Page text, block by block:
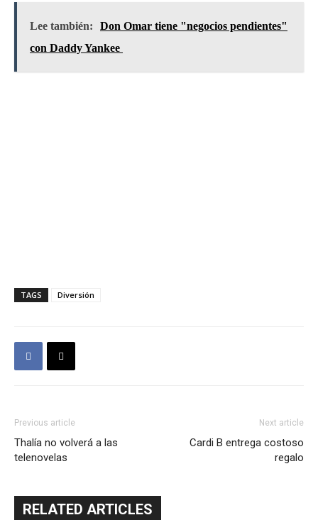
Lee también:
Don Omar tiene "negocios pendientes"
con Daddy Yankee
TAGS Diversión
Previous article
Thalía no volverá a las
telenovelas
Next article
Cardi B entrega costoso
regalo
RELATED ARTICLES